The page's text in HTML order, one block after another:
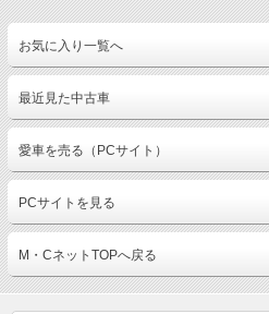
お気に入り一覧へ
最近見た中古車
愛車を売る（PCサイト）
PCサイトを見る
M・CネットTOPへ戻る